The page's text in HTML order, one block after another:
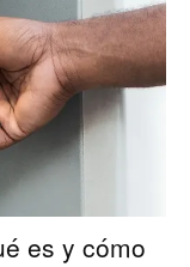
es y cómo